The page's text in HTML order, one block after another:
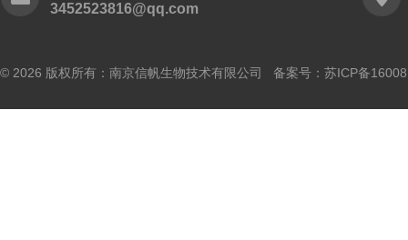
3452523816@qq.com
© 2026 版权所有：南京信帆生物技术有限公司 备案号： 苏ICP备